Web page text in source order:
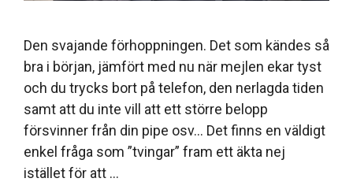
Den svajande förhoppningen. Det som kändes så
bra i början, jämfört med nu när mejlen ekar tyst
och du trycks bort på telefon, den nerlagda tiden
samt att du inte vill att ett större belopp
försvinner från din pipe osv… Det finns en väldigt
enkel fråga som ”tvingar” fram ett äkta nej
istället för att …